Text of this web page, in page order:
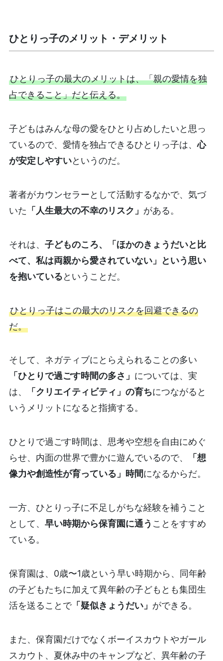
ひとりっ子のメリット・デメリット
ひとりっ子の最大のメリットは、「親の愛情を独
占できること」だと伝える。
子どもはみんな母の愛をひとり占めしたいと思っ
ているので、愛情を独占できるひとりっ子は、心
が安定しやすいというのだ。
著者がカウンセラーとして活動するなかで、気づ
いた 「人生最大の不幸のリスク」 がある。
それは、 子どものころ、「ほかのきょうだいと比
べて、私は両親から愛されていない」という思い
を抱いているということだ。
ひとりっ子はこの最大のリスクを回避できるの
だ。
そして、ネガティブにとらえられることの多い
「ひとりで過ごす時間の多さ」 については、実
は、
「クリエイティビティ」の育ちにつながると
いうメリットになると指摘する。
ひとりで過ごす時間は、思考や空想を自由にめぐ
らせ、内面の世界で豊かに遊んでいるので、
「想
像力や創造性が育っている」時間になるからだ。
一方、ひとりっ子に不足しがちな経験を補うこと
として、 早い時期から保育園に通う ことをすすめ
ている。
保育園は、0歳〜1歳という早い時期から、同年齢
の子どもたちに加えて異年齢の子どもとも集団生
活を送ることで「疑似きょうだい」 ができる。
また、保育園だけでなくボーイスカウトやガール
スカウト、夏休み中のキャンプなど、異年齢の子